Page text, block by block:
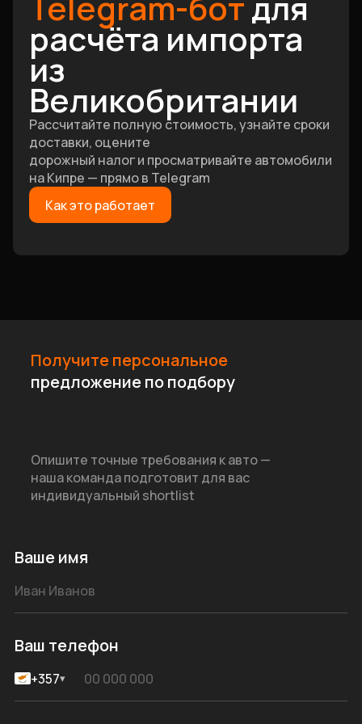
расчёта импорта
из
Великобритании
Рассчитайте полную стоимость, узнайте сроки
доставки, оцените
дорожный налог и просматривайте автомобили
на Кипре — прямо в Telegram
Как это работает
Ваше имя
Ваш телефон
+357▾
Получите персональное
предложение по подбору
Опишите точные требования к авто —
наша команда подготовит для вас
индивидуальный shortlist